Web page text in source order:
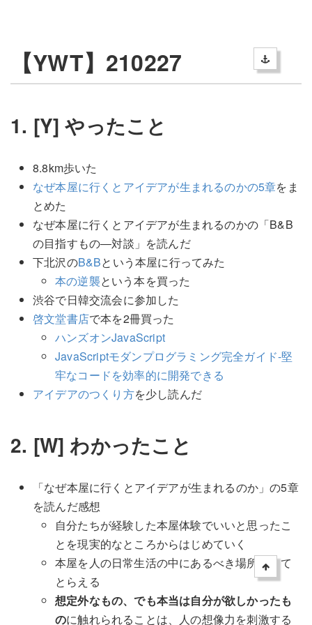
【YWT】210227
1. [Y] やったこと
8.8km歩いた
なぜ本屋に行くとアイデアが生まれるのかの5章をま
とめた
なぜ本屋に行くとアイデアが生まれるのかの「B&B
の目指すもの―対談」を読んだ
下北沢のB&Bという本屋に行ってみた
本の逆襲という本を買った
渋谷で日韓交流会に参加した
啓文堂書店で本を2冊買った
ハンズオンJavaScript
JavaScriptモダンプログラミング完全ガイド-堅
牢なコードを効率的に開発できる
アイデアのつくり方を少し読んだ
2. [W] わかったこと
「なぜ本屋に行くとアイデアが生まれるのか」の5章
を読んだ感想
自分たちが経験した本屋体験でいいと思ったこ
とを現実的なところからはじめていく
本屋を人の日常生活の中にあるべき場所として
とらえる
想定外なもの、でも本当は自分が欲しかったも
のに触れられることは、人の想像力を刺激する